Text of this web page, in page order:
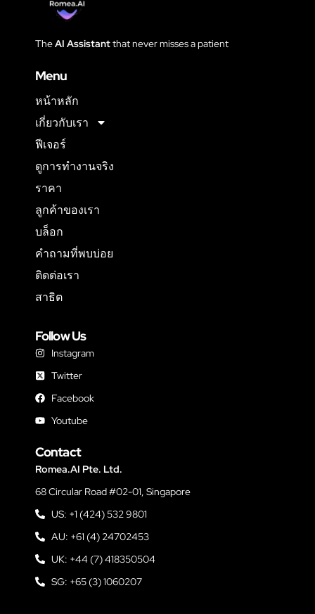
TheAI Assistantthat nevermisses a patient
Menu
หน้าหลัก
เกี่ยวกับเรา
ฟีเจอร์
ดูการทำงานจริง
ราคา
ลูกค้าของเรา
บล็อก
คำถามที่พบบ่อย
ติดต่อเรา
สาธิต
Follow Us
Instagram
Twitter
Facebook
Youtube
Contact
Romea.AI Pte. Ltd.
68 Circular Road #02-01, Singapore
US: +1 (424) 532 9801
AU: +61 (4) 24702453
UK: +44 (7) 418350504
SG: +65 (3) 1060207